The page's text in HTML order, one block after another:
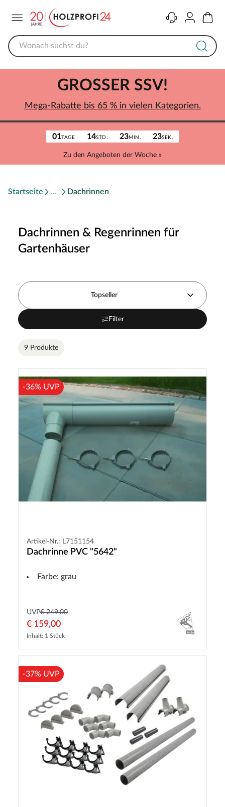
KontaktKonto
01TAGE 14STD. 23MIN. 23SEK.
Zu den Angeboten der Woche »
GROSSER SSV!
Mega-Rabatte bis 65 % in vielen Kategorien.
Startseite Dachrinnen
Dachrinnen & Regenrinnen für
Gartenhäuser
Topseller
Filter
9 Produkte
-36% UVP
Artikel-Nr.: L7151154
Dachrinne PVC "5642"
Farbe: grau
UVP€ 249,00
€ 159,00
Inhalt: 1 Stück
-37% UVP